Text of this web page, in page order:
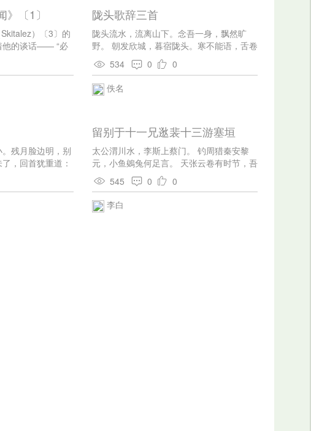
》〔1〕
）〔3〕的
他的谈话—— “必
莺歌，如果写了
了乌鸦叫！就依
篇短篇小说就搁
！契红德！一本
呢？”（耿济之
这是一九○四年
死了。他在临死
的作品，指
八○年，他二十岁
的七年间。在这
陇头歌辞三首
陇头流水，流离山下。念吾一身，飘然旷
野。 朝发欣城，暮宿陇头。寒不能语，舌卷
入喉。 陇头流水，鸣声呜咽。遥望秦川，心
肝断绝。
534 0
0
佚名
残月脸边明，别
，回首犹重道：
留别于十一兄逖裴十三游塞垣
太公渭川水，李斯上蔡门。 钓周猎秦安黎
元，小鱼鵕兔何足言。 天张云卷有时节，吾
徒莫叹羝触藩。 于公白首大梁野，使人怅望
何可论。 既知朱亥为壮士，且愿束心秋毫
里。 秦赵虎争血中原，当去抱关救公子。
裴生览千古，龙鸾炳文章。 悲吟雨雪动林
545 0
0
李白